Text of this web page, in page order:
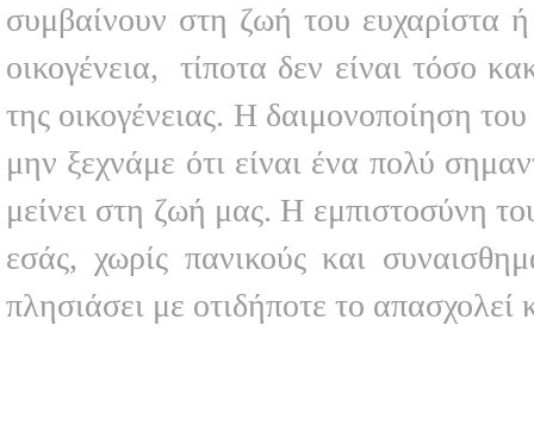
συμβαίνουν στη ζωή του ευχαρίστα
οικογένεια, τίποτα δεν είναι τόσο
της οικογένειας. Η δαιμονοποίηση
μην ξεχνάμε ότι είναι ένα πολύ
μείνει στη ζωή μας. Η εμπιστοσύνη
εσάς, χωρίς πανικούς και
πλησιάσει με οτιδήποτε το απασχολεί